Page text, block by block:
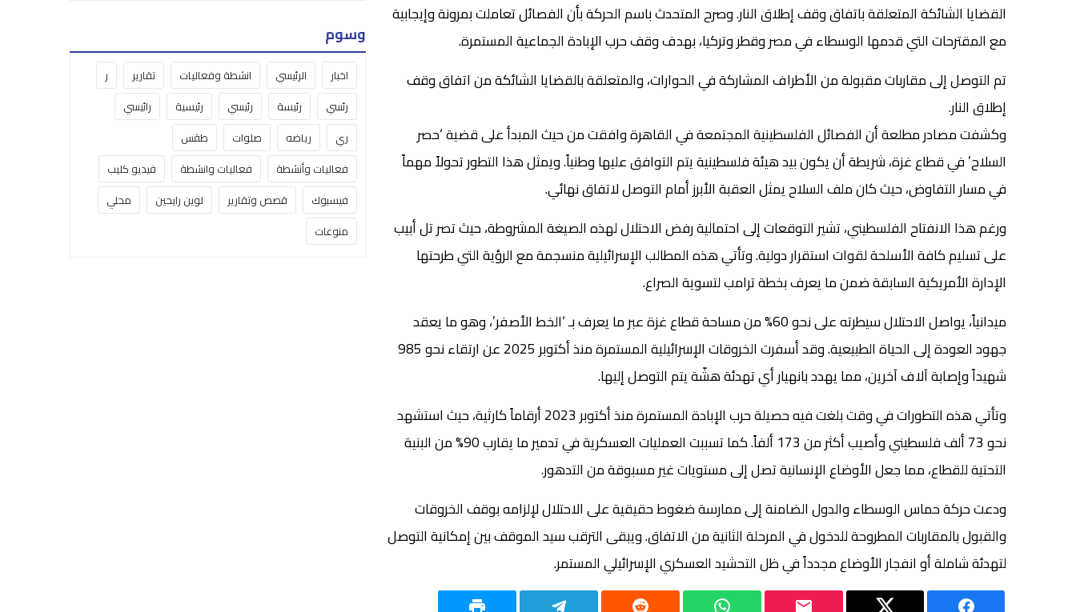
القضايا الشائكة المتعلقة باتفاق وقف إطلاق النار. وصرح المتحدث باسم الحركة بأن الفصائل تعاملت بمرونة وإيجابية
مع المقترحات التي قدمها الوسطاء في مصر وقطر وتركيا، بهدف وقف حرب الإبادة الجماعية المستمرة.
تم التوصل إلى مقاربات مقبولة من الأطراف المشاركة في الحوارات، والمتعلقة بالقضايا الشائكة من اتفاق وقف
إطلاق النار.
وكشفت مصادر مطلعة أن الفصائل الفلسطينية المجتمعة في القاهرة وافقت من حيث المبدأ على قضية ‘حصر
السلاح’ في قطاع غزة، شريطة أن يكون بيد هيئة فلسطينية يتم التوافق عليها وطنياً. ويمثل هذا التطور تحولاً مهماً
في مسار التفاوض، حيث كان ملف السلاح يمثل العقبة الأبرز أمام التوصل لاتفاق نهائي.
ورغم هذا الانفتاح الفلسطيني، تشير التوقعات إلى احتمالية رفض الاحتلال لهذه الصيغة المشروطة، حيث تصر تل أبيب
على تسليم كافة الأسلحة لقوات استقرار دولية. وتأتي هذه المطالب الإسرائيلية منسجمة مع الرؤية التي طرحتها
الإدارة الأمريكية السابقة ضمن ما يعرف بخطة ترامب لتسوية الصراع.
ميدانياً، يواصل الاحتلال سيطرته على نحو 60% من مساحة قطاع غزة عبر ما يعرف بـ ‘الخط الأصفر’، وهو ما يعقد
جهود العودة إلى الحياة الطبيعية. وقد أسفرت الخروقات الإسرائيلية المستمرة منذ أكتوبر 2025 عن ارتقاء نحو 985
شهيداً وإصابة آلاف آخرين، مما يهدد بانهيار أي تهدئة هشّة يتم التوصل إليها.
وتأتي هذه التطورات في وقت بلغت فيه حصيلة حرب الإبادة المستمرة منذ أكتوبر 2023 أرقاماً كارثية، حيث استشهد
نحو 73 ألف فلسطيني وأصيب أكثر من 173 ألفاً. كما تسببت العمليات العسكرية في تدمير ما يقارب 90% من البنية
التحتية للقطاع، مما جعل الأوضاع الإنسانية تصل إلى مستويات غير مسبوقة من التدهور.
ودعت حركة حماس الوسطاء والدول الضامنة إلى ممارسة ضغوط حقيقية على الاحتلال لإلزامه بوقف الخروقات
والقبول بالمقاربات المطروحة للدخول في المرحلة الثانية من الاتفاق. ويبقى الترقب سيد الموقف بين إمكانية التوصل
لتهدئة شاملة أو انفجار الأوضاع مجدداً في ظل التحشيد العسكري الإسرائيلي المستمر.
وسوم
اخبار الرئيسي انشطة وفعاليات تقارير
ر
رئسي
رئيسة رئيسي رئيسية
رائيسي
ري
رياضه صلوات
طقس
فعاليات وأنشطة
فعاليات وانشطة
فيديو كليب
فيسبوك
قصص وتقارير لوين رايحين
محلي
منوعات